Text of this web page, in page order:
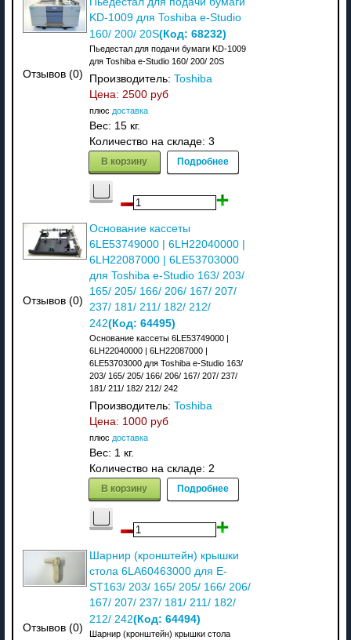
Отзывов (0)
KD-1009 для Toshiba e-Studio
160/ 200/ 20S(Код: 68232)
Пьедестал для подачи бумаги KD-1009
для Toshiba e-Studio 160/ 200/ 20S
Производитель: Toshiba
Цена: 2500 руб
плюс доставка
Вес: 15 кг.
Количество на складе: 3
В корзину Подробнее
Отзывов (0)
Основание кассеты
6LE53749000 | 6LH22040000 |
6LH22087000 | 6LE53703000
для Toshiba e-Studio 163/ 203/
165/ 205/ 166/ 206/ 167/ 207/
237/ 181/ 211/ 182/ 212/
242(Код: 64495)
Основание кассеты 6LE53749000 |
6LH22040000 | 6LH22087000 |
6LE53703000 для Toshiba e-Studio 163/
203/ 165/ 205/ 166/ 206/ 167/ 207/ 237/
181/ 211/ 182/ 212/ 242
Производитель: Toshiba
Цена: 1000 руб
плюс доставка
Вес: 1 кг.
Количество на складе: 2
В корзину Подробнее
Отзывов (0)
Шарнир (кронштейн) крышки
стола 6LA60463000 для E-
ST163/ 203/ 165/ 205/ 166/ 206/
167/ 207/ 237/ 181/ 211/ 182/
212/ 242(Код: 64494)
Шарнир (кронштейн) крышки стола